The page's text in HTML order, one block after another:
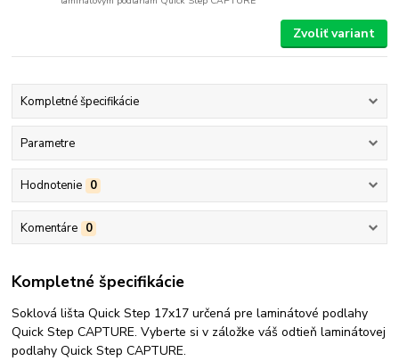
Zvoliť variant
Kompletné špecifikácie
Parametre
Hodnotenie 0
Komentáre 0
Kompletné špecifikácie
Soklová lišta Quick Step 17x17 určená pre laminátové podlahy
Quick Step CAPTURE. Vyberte si v záložke váš odtieň laminátovej
podlahy Quick Step CAPTURE.